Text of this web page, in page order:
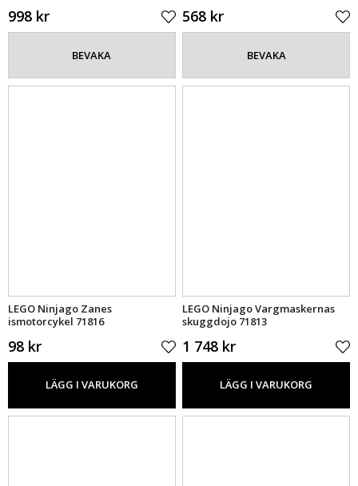
998 kr
BEVAKA
568 kr
BEVAKA
LEGO Ninjago Zanes
ismotorcykel 71816
98 kr
LÄGG I VARUKORG
LEGO Ninjago Vargmaskernas
skuggdojo 71813
1 748 kr
LÄGG I VARUKORG